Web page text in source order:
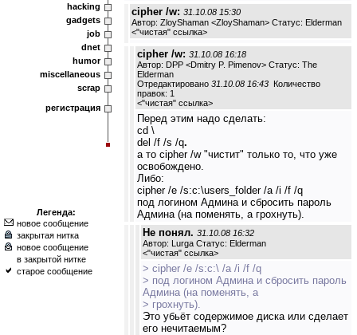
hacking
gadgets
job
dnet
humor
miscellaneous
scrap
регистрация
Легенда:
новое сообщение
закрытая нитка
новое сообщение
в закрытой нитке
старое сообщение
cipher /w: 31.10.08 15:30
Автор: ZloyShaman <ZloyShaman> Статус: Elderman
<"чистая" ссылка>
cipher /w: 31.10.08 16:18
Автор: DPP <Dmitry P. Pimenov> Статус: The
Elderman
Отредактировано 31.10.08 16:43 Количество
правок: 1
<"чистая" ссылка>
Перед этим надо сделать:
cd \
del /f /s /q.
а то cipher /w "чистит" только то, что уже
освобождено.
Либо:
cipher /e /s:c:\users_folder /a /i /f /q
под логином Админа и сбросить пароль
Админа (на поменять, а грохнуть).
Не понял. 31.10.08 16:32
Автор: Lurga Статус: Elderman
<"чистая" ссылка>
> cipher /e /s:c:\ /a /i /f /q
> под логином Админа и сбросить пароль
Админа (на поменять, а
> грохнуть).
Это убьёт содержимое диска или сделает
его нечитаемым?